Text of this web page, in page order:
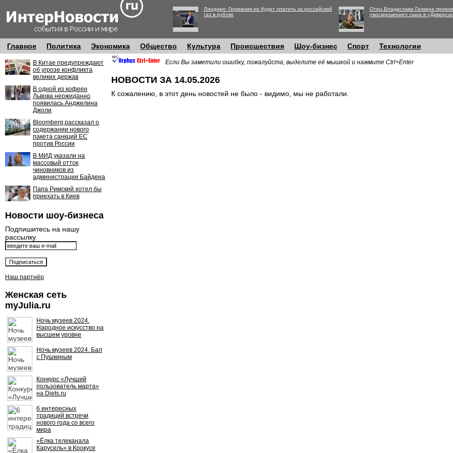
Линднер: Германия не будет платить за российский
газ в рублях
Отец Владислава Галкина
«воскрешение» сына в
Главное Политика Экономика Общество Культура Происшествия Шоу-бизнес Спорт Технологии
В Китае предупреждают
об угрозе конфликта
великих держав
В одной из кофеен
Львова неожиданно
появилась Анджелина
Джоли
Bloomberg рассказал о
содержании нового
пакета санкций ЕС
против России
В МИД указали на
массовый отток
чиновников из
администрации Байдена
Папа Римский хотел бы
приехать в Киев
Новости шоу-бизнеса
Подпишитесь на нашу
рассылку
Наш партнёр
Женская сеть
myJulia.ru
Ночь музеев 2024.
Народное искусство на
высшем уровне
Ночь музеев 2024. Бал
с Пушкиным
Конкурс «Лучший
пользователь марта»
на Diets.ru
6 интересных
традиций встречи
нового года со всего
мира
«Ёлка телеканала
Карусель» в Крокусе
Если Вы заметили ошибку, пожалуйста, выделите её мышкой и нажмите Ctrl+Enter
НОВОСТИ ЗА 14.05.2026
К сожалению, в этот день новостей не было - видимо, мы не работали.